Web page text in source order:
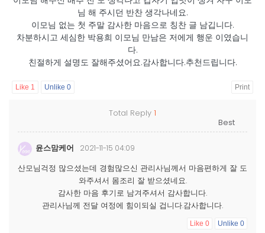
님 해 주시던 반찬 생각나네요.
이모님 없는 첫 주말 감사한 마음으로 칭찬 글 남깁니다.
차분하시고 세심한 박용희 이모님 만남은 저에게 행운 이였습니
다.
친절하게 설명도 잘해주셨어요.감사합니다.추천드립니다.
Like 1 Unlike 0 Print
Total Reply 1
윤스맘케어 2021-11-15 04:09
산모님걱정 많으셨는데 경험많으신 관리사님께서 마음편하게 잘 도
와주셔서 몸조리 잘 받으셨네요.
감사한 마음 후기로 남겨주셔서 감사합니다.
관리사님께 전달 여정에 힘이되실 겁니다.감사합니다.
Like 0 Unlike 0